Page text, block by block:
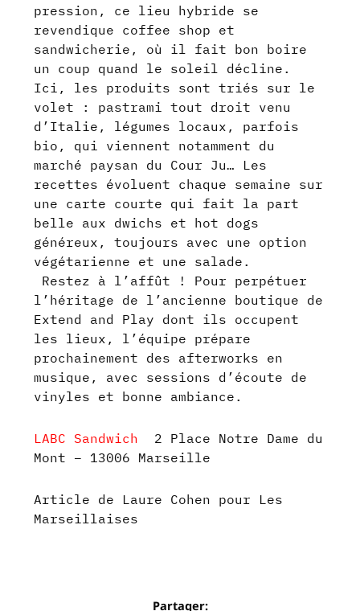
pression, ce lieu hybride se
revendique coffee shop et
sandwicherie, où il fait bon boire
un coup quand le soleil décline.
Ici, les produits sont triés sur le
volet : pastrami tout droit venu
d’Italie, légumes locaux, parfois
bio, qui viennent notamment du
marché paysan du Cour Ju… Les
recettes évoluent chaque semaine sur
une carte courte qui fait la part
belle aux dwichs et hot dogs
généreux, toujours avec une option
végétarienne et une salade.
Restez à l’affût ! Pour perpétuer
l’héritage de l’ancienne boutique de
Extend and Play dont ils occupent
les lieux, l’équipe prépare
prochainement des afterworks en
musique, avec sessions d’écoute de
vinyles et bonne ambiance.
LABC Sandwich 2 Place Notre Dame du
Mont – 13006 Marseille
Article de Laure Cohen pour Les
Marseillaises
Partager: